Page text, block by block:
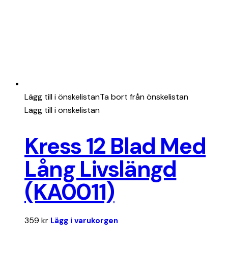
Lägg till i önskelistanTa bort från önskelistan
Lägg till i önskelistan
Kress 12 Blad Med
Lång Livslängd
(KA0011)
359 kr Lägg i varukorgen